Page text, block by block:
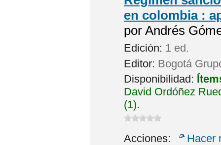
en colombia :
por Andrés
Edición: 1 ed.
Editor: Bogotá
Disponibilidad:
David Ordóñez
(1).
Acciones: Hacer